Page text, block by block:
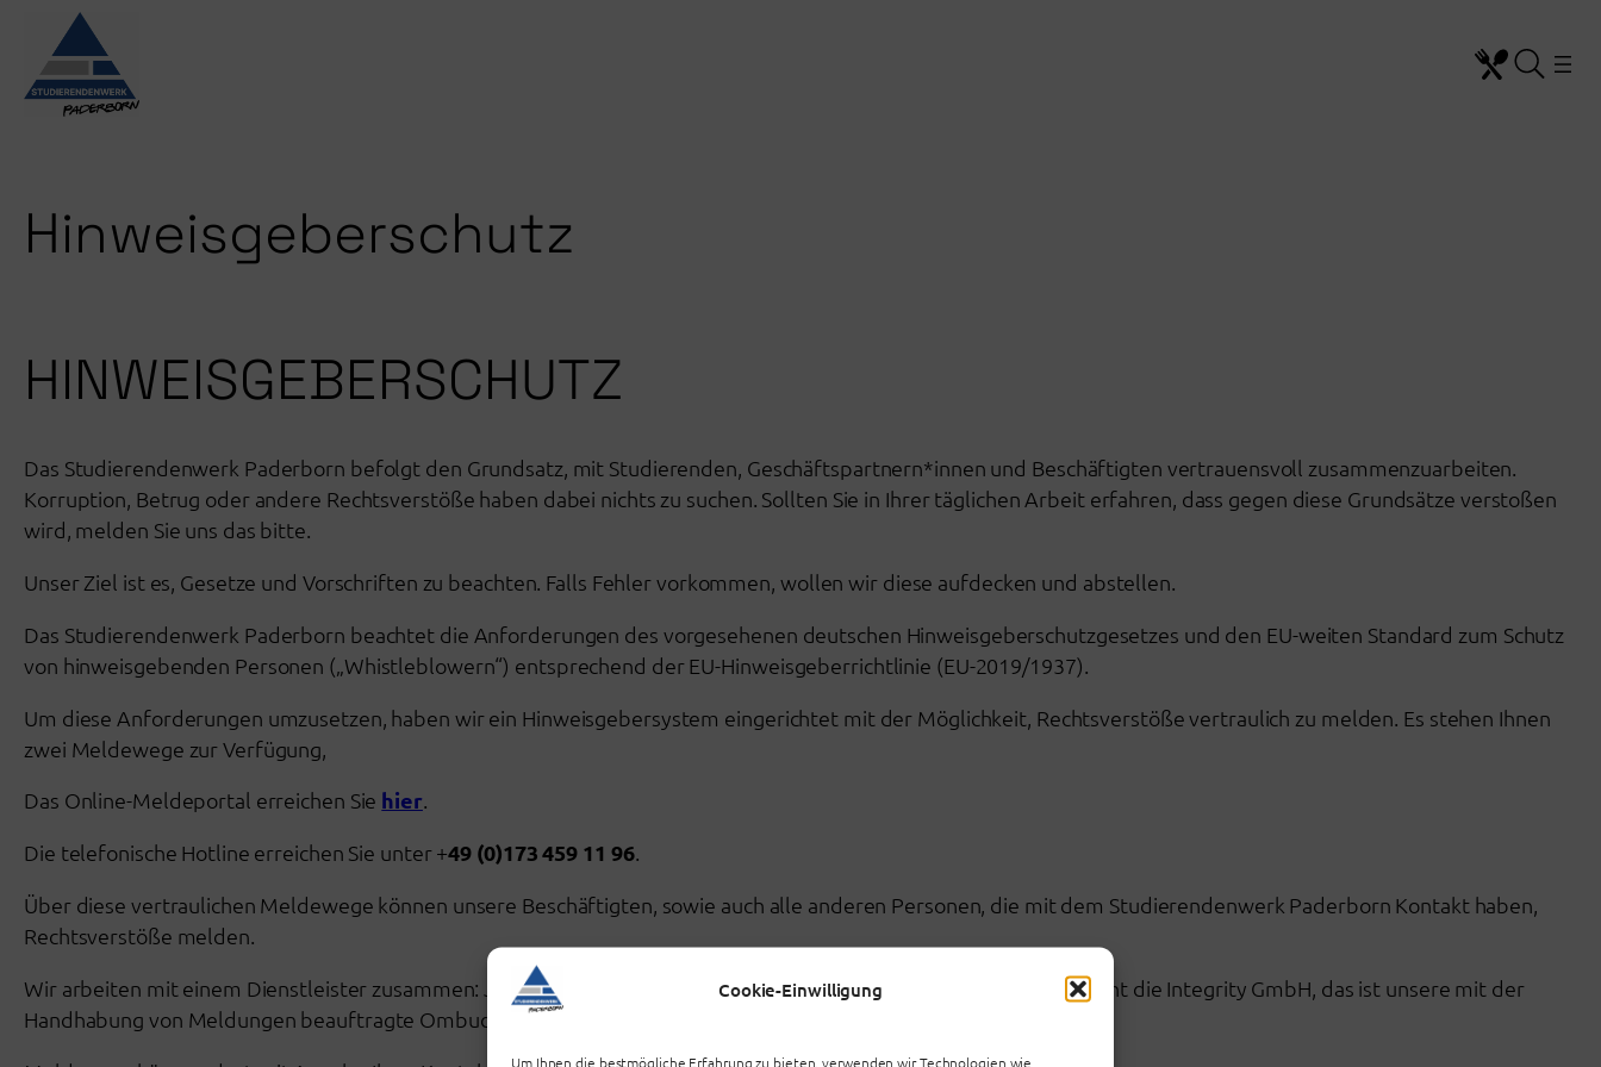
Cookie-Einwilligung
Um Ihnen die bestmögliche Erfahrung zu bieten, verwenden wir Technologien wie
springen
Hinweisgeberschutz
HINWEISGEBERSCHUTZ
Das Studierendenwerk Paderborn befolgt den Grundsatz, mit Studierenden, Geschäftspartnern*innen und Beschäftigten vertrauensvoll zusammenzuarbeiten.
Korruption, Betrug oder andere Rechtsverstöße haben dabei nichts zu suchen. Sollten Sie in Ihrer täglichen Arbeit erfahren, dass gegen diese Grundsätze verstoßen
wird, melden Sie uns das bitte.
Unser Ziel ist es, Gesetze und Vorschriften zu beachten. Falls Fehler vorkommen, wollen wir diese aufdecken und abstellen.
Das Studierendenwerk Paderborn beachtet die Anforderungen des vorgesehenen deutschen Hinweisgeberschutzgesetzes und den EU-weiten Standard zum Schutz
von hinweisgebenden Personen („Whistleblowern“) entsprechend der EU-Hinweisgeberrichtlinie (EU-2019/1937).
Um diese Anforderungen umzusetzen, haben wir ein Hinweisgebersystem eingerichtet mit der Möglichkeit, Rechtsverstöße vertraulich zu melden. Es stehen Ihnen
zwei Meldewege zur Verfügung,
Das Online-Meldeportal erreichen Sie hier.
Die telefonische Hotline erreichen Sie unter +49 (0)173 459 11 96.
Über diese vertraulichen Meldewege können unsere Beschäftigten, sowie auch alle anderen Personen, die mit dem Studierendenwerk Paderborn Kontakt haben,
Rechtsverstöße melden.
Wir arbeiten mit einem Dienstleister zusammen: Jede im Meldeportal oder der Hotline eingehende Meldung erreicht die Integrity GmbH, das ist unsere mit der
Handhabung von Meldungen beauftragte Ombudsstelle.